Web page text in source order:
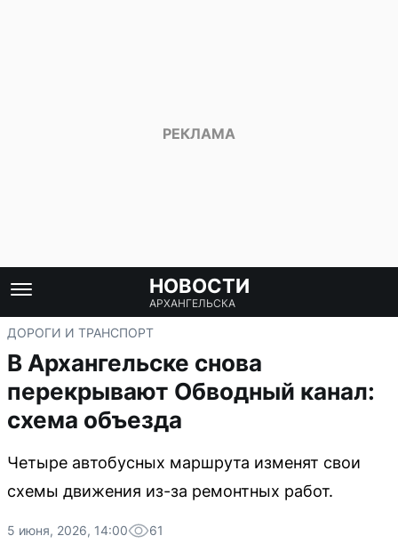
НОВОСТИ
АРХАНГЕЛЬСКА
ДОРОГИ И ТРАНСПОРТ
В Архангельске снова
перекрывают Обводный канал:
схема объезда
Четыре автобусных маршрута изменят свои
схемы движения из-за ремонтных работ.
5 июня, 2026, 14:00 61